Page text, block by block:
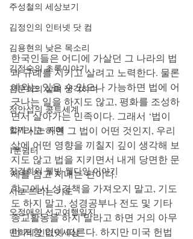
주성철의 세상보기
김정인의 인터넷 닷 컴
김용현의 낮은 목소리
김정숙의 초록이야기
김문희의 살며 생각하며
정안섭의 콩트세계
함께 사는 지혜
1분쉼터
장경희의 웰빙-웰다잉 이야기
시로 드리는 기도
오정애의 선교여행일지
민희의 인터넷세상
한국인들은 어디에 가살던 그 나라의 법
과 규례를 지키고 살려고 노력한다. 물론
예외는 있을 수 있으나 가능하면 법에 어
긋나는 일을 하지도 않고, 평화를 조성하
면서 살아가는 민족이다. 그래서 ‘법이
다’라고 하면 그 법이 어떤 것인지, 우리
삶에 어떤 영향을 끼칠지 깊이 생각해 보
지도 않고 법을 지키면서 내게 당면한 문
제를 참고 지내는 편이다.
학교에서 성경책을 가져오지 말고, 기도
도 하지 말고, 성경공부나 전도 및 기타
종교활동을 하지 말라고 하면 거의 아무
런 저항 없이 따른다. 하지만 미국 헌법